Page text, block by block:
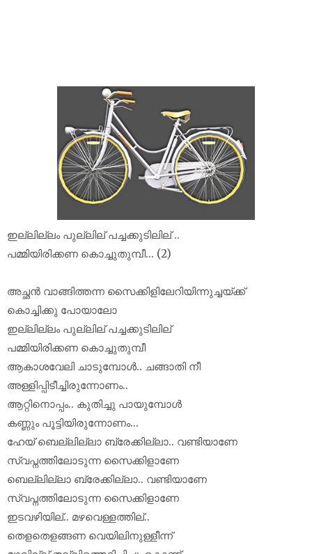
ഇല്ലില്ലം പുല്ലില് പച്ചക്കുടിലില് ..
പമ്മിയിരിക്കണ കൊച്ചുതുമ്പീ... (2)
അച്ഛൻ വാങ്ങിത്തന്ന സൈക്കിളിലേറിയിന്നുച്ചയ്ക്ക്
കൊച്ചിക്കു പോയാലോ
ഇല്ലില്ലം പുല്ലില് പച്ചക്കുടിലില്
പമ്മിയിരിക്കണ കൊച്ചുതുമ്പീ
ആകാശവേലി ചാടുമ്പോൾ.. ചങ്ങാതി നീ
അള്ളിപ്പിടീച്ചിരുന്നോണം..
ആറ്റിനൊപ്പം.. കുതിച്ചു പായുമ്പോൾ
കണ്ണും പൂട്ടിയിരുന്നോണം...
ഹേയ് ബെല്ലില്ലാ ബ്രേക്കില്ലാ.. വണ്ടിയാണേ
സ്വപ്നത്തിലോടുന്ന സൈക്കിളാണേ
ബെല്ലില്ലാ ബ്രേക്കില്ലാ.. വണ്ടിയാണേ
സ്വപ്നത്തിലോടുന്ന സൈക്കിളാണേ
ഇടവഴിയില്.. മഴവെള്ളത്തില്..
തെളതെളങ്ങണ വെയിലിനുള്ളീന്ന്